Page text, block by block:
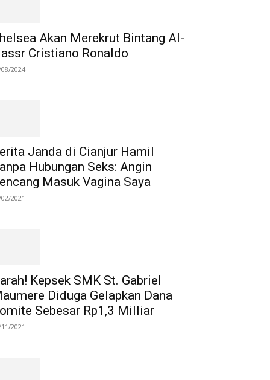
Akan Merekrut Bintang Al-
Cristiano Ronaldo
2024
Janda di Cianjur Hamil
Hubungan Seks: Angin
Masuk Vagina Saya
2021
Kepsek SMK St. Gabriel
Diduga Gelapkan Dana
Sebesar Rp1,3 Milliar
2021